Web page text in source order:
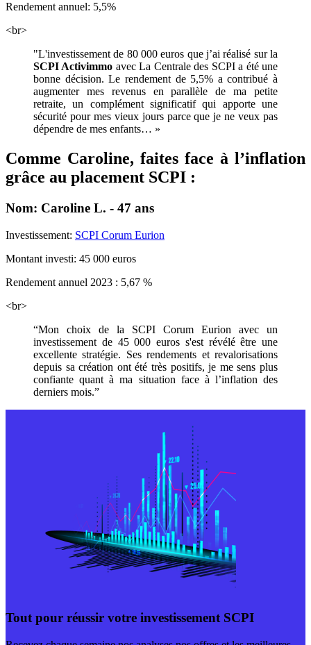
Rendement annuel: 5,5%
<br>
"L'investissement de 80 000 euros que j’ai réalisé sur la
SCPI Activimmo avec La Centrale des SCPI a été une
bonne décision. Le rendement de 5,5% a contribué à
augmenter mes revenus en parallèle de ma petite
retraite, un complément significatif qui apporte une
sécurité pour mes vieux jours parce que je ne veux pas
dépendre de mes enfants… »
Comme Caroline, faites face à l’inflation
grâce au placement SCPI :
Nom: Caroline L. - 47 ans
Investissement: SCPI Corum Eurion
Montant investi: 45 000 euros
Rendement annuel 2023 : 5,67 %
<br>
“Mon choix de la SCPI Corum Eurion avec un
investissement de 45 000 euros s'est révélé être une
excellente stratégie. Ses rendements et revalorisations
depuis sa création ont été très positifs, je me sens plus
confiante quant à ma situation face à l’inflation des
derniers mois.”
Tout pour réussir votre investissement SCPI